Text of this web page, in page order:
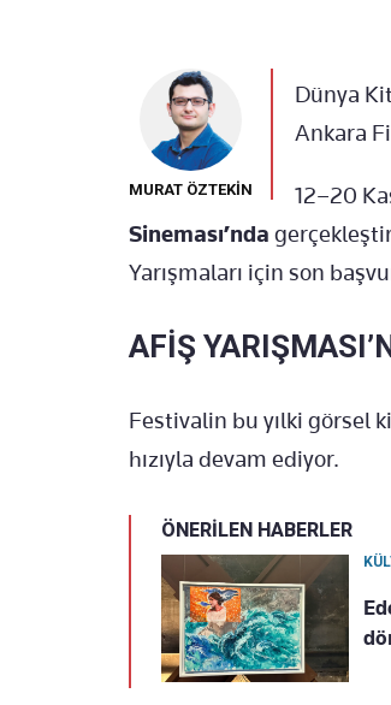
MURAT ÖZTEKİN
Dünya
Ankara
12–20
Sineması’nda
Yarışmaları için son
AFİŞ
Festivalin bu yılki görsel
hızıyla devam ediyor.
ÖNERİLEN HABERLER